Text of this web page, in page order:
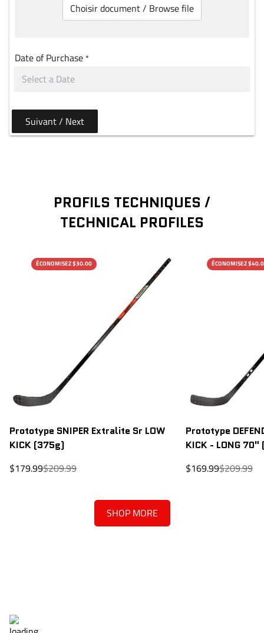
Choisir document / Browse file
Date of Purchase *
Suivant / Next
PROFILS TECHNIQUES /
TECHNICAL PROFILES
ÉCONOMISEZ $30.00
Prototype SNIPER Extralite Sr LOW
KICK (375g)
Prix
$179.99Prix
$209.99
ÉCONOMISEZ
Prototype
KICK - LONG
Prix
$169.99Prix
$209.99
SHOP MORE